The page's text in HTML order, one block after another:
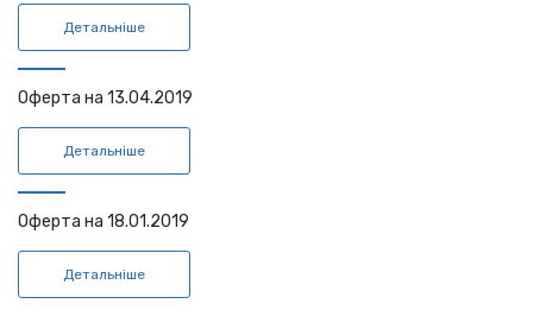
Детальніше
Оферта на 13.04.2019
Детальніше
Оферта на 18.01.2019
Детальніше